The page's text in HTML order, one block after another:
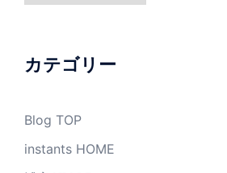
ブ
カテゴリー
Blog TOP
instants HOME